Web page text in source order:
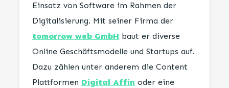
Einsatz von Software im Rahmen der
Digitalisierung. Mit seiner Firma der
tomorrow web GmbH baut er diverse
Online Geschäftsmodelle und Startups auf.
Dazu zählen unter anderem die Content
Plattformen Digital Affin oder eine